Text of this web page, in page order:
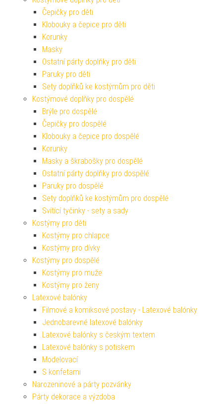
Čepičky pro děti
Klobouky a čepice pro děti
Korunky
Masky
Ostatní párty doplňky pro děti
Paruky pro děti
Sety doplňků ke kostýmům pro děti
Kostýmové doplňky pro dospělé
Brýle pro dospělé
Čepičky pro dospělé
Klobouky a čepice pro dospělé
Korunky
Masky a škrabošky pro dospělé
Ostatní párty doplňky pro dospělé
Paruky pro dospělé
Sety doplňků ke kostýmům pro dospělé
Svítící tyčinky - sety a sady
Kostýmy pro děti
Kostýmy pro chlapce
Kostýmy pro dívky
Kostýmy pro dospělé
Kostýmy pro muže
Kostýmy pro ženy
Latexové balónky
Filmové a komiksové postavy - Latexové balónky
Jednobarevné latexové balónky
Latexové balónky s českým textem
Latexové balónky s potiskem
Modelovací
S konfetami
Narozeninové a párty pozvánky
Párty dekorace a výzdoba